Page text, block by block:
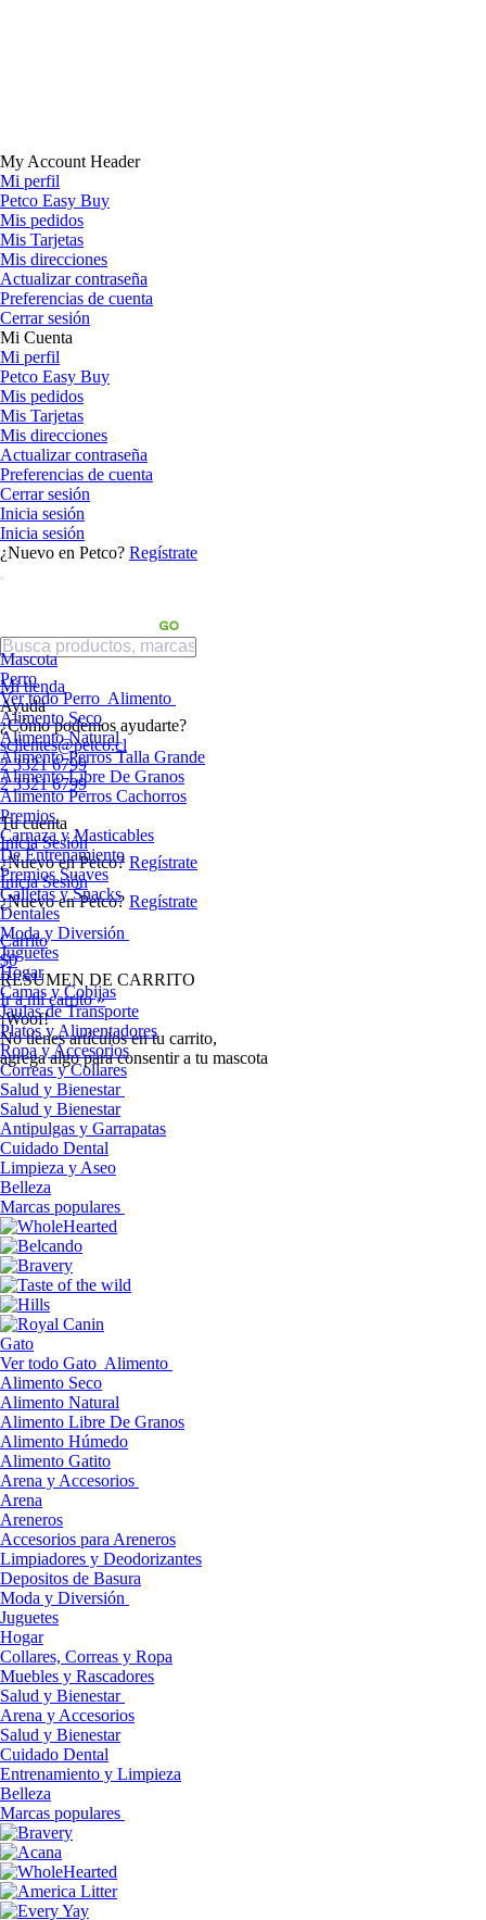
My Account Header
Mi perfil
Petco Easy Buy
Mis pedidos
Mis Tarjetas
Mis direcciones
Actualizar contraseña
Preferencias de cuenta
Cerrar sesión
Mi Cuenta
Mi perfil
Petco Easy Buy
Mis pedidos
Mis Tarjetas
Mis direcciones
Actualizar contraseña
Preferencias de cuenta
Cerrar sesión
Inicia sesión
Inicia sesión
¿Nuevo en Petco? Regístrate
Mi tienda
Ayuda
¿Cómo podemos ayudarte?
sclientes@petco.cl
2 3321 6799
2 3321 6799
Tu cuenta
Inicia Sesión
¿Nuevo en Petco? Regístrate
Inicia Sesión
¿Nuevo en Petco? Regístrate
Carrito
$0
RESUMEN DE CARRITO
Ir a mi carrito »
¡Woof!
No tíenes artículos en tu carrito,
agrega algo para consentir a tu mascota
Mascota
Perro
Ver todo Perro Alimento
Alimento Seco
Alimento Natural
Alimento Perros Talla Grande
Alimento Libre De Granos
Alimento Perros Cachorros
Premios
Carnaza y Masticables
De Entrenamiento
Premios Suaves
Galletas y Snacks
Dentales
Moda y Diversión
Juguetes
Hogar
Camas y Cobijas
Jaulas de Transporte
Platos y Alimentadores
Ropa y Accesorios
Correas y Collares
Salud y Bienestar
Salud y Bienestar
Antipulgas y Garrapatas
Cuidado Dental
Limpieza y Aseo
Belleza
Marcas populares
Gato
Ver todo Gato Alimento
Alimento Seco
Alimento Natural
Alimento Libre De Granos
Alimento Húmedo
Alimento Gatito
Arena y Accesorios
Arena
Areneros
Accesorios para Areneros
Limpiadores y Deodorizantes
Depositos de Basura
Moda y Diversión
Juguetes
Hogar
Collares, Correas y Ropa
Muebles y Rascadores
Salud y Bienestar
Arena y Accesorios
Salud y Bienestar
Cuidado Dental
Entrenamiento y Limpieza
Belleza
Marcas populares